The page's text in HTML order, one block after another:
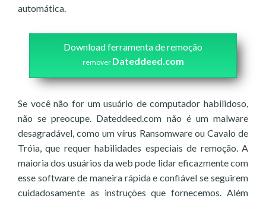
automática.
Download ferramenta de remoção
remover Dateddeed.com
Se você não for um usuário de computador habilidoso,
não se preocupe. Dateddeed.com não é um malware
desagradável, como um vírus Ransomware ou Cavalo de
Tróia, que requer habilidades especiais de remoção. A
maioria dos usuários da web pode lidar eficazmente com
esse software de maneira rápida e confiável se seguirem
cuidadosamente as instruções que fornecemos. Além